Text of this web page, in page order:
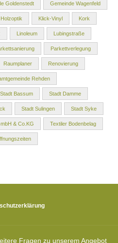
Goldenstedt Gemeinde Wagenfeld
Holzoptik Klick-Vinyl Kork
Linoleum Lubingstraße
Parkettverlegung
Raumplaner Renovierung
Rehden
Stadt Bassum Stadt Damme
Stadt Sulingen Stadt Syke
& Co.KG Textiler Bodenbelag
Fragen zu unserem Angebot